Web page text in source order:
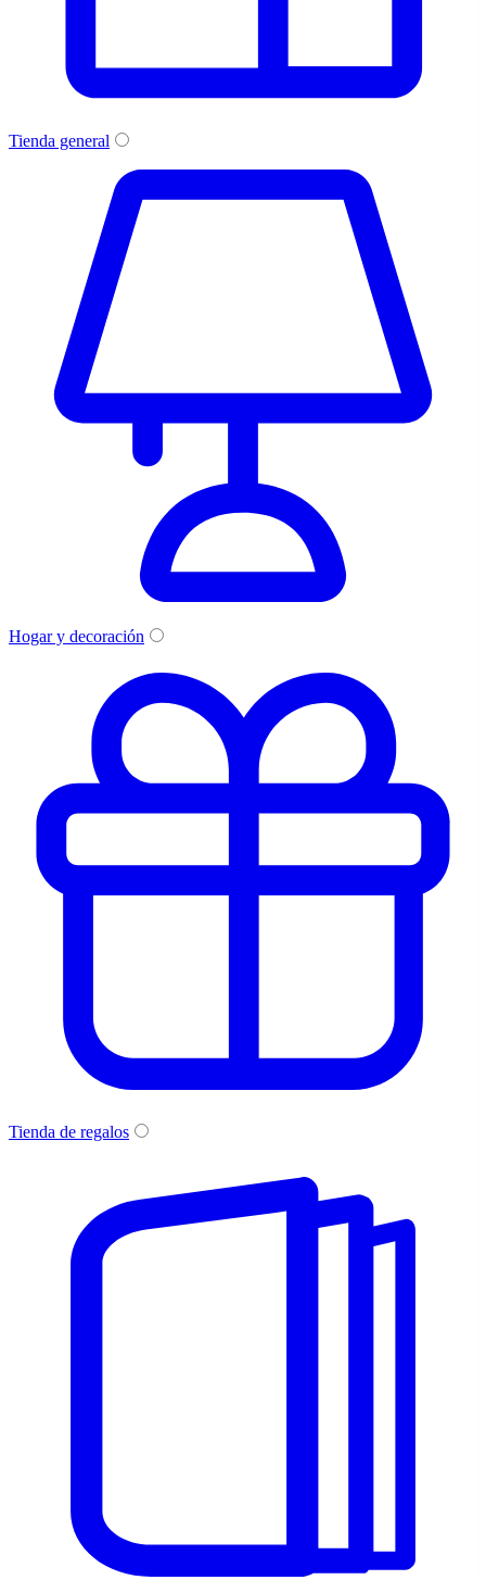
Tienda general
Hogar y decoración
Tienda de regalos